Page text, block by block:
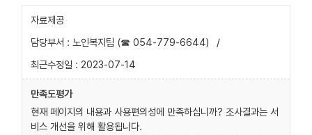
자료제공
담당부서 : 노인복지팀 (☎ 054-779-6644)
/
최근수정일 : 2023-07-14
만족도평가
현재 페이지의 내용과 사용편의성에 만족하십니까? 조사결과는 서
비스 개선을 위해 활용됩니다.